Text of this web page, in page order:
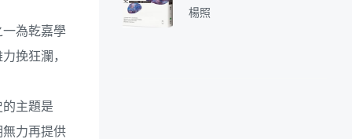
為乾嘉學
挽狂瀾，
主題是
力再提供
楊照